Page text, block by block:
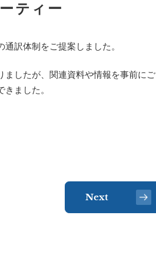
ティー
訳体制をご提案しました。
ましたが、関連資料や情報を事前にご
ました。
Next